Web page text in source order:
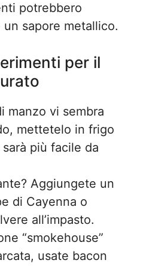
potrebbero
sapore metallico.
per il
manzo vi sembra
mettetelo in frigo
più facile da
Aggiungete un
di Cayenna o
all’impasto.
“smokehouse”
usate bacon